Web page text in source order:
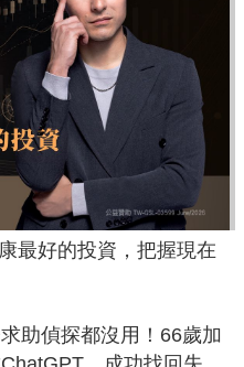
最好的投資，把握現在
助偵探都沒用！66歲加